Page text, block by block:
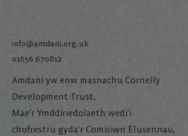
info@amdani.org.uk
01656 670812
Amdani yw enw masnachu Cornelly
Development Trust.
Mae’r Ymddiriedolaeth wedi’i
chofrestru gyda’r Comisiwn Elusennau,